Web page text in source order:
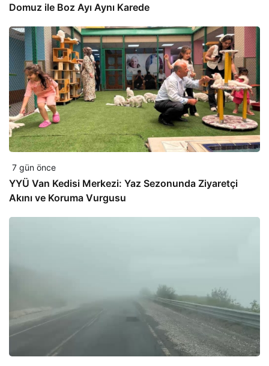
Domuz ile Boz Ayı Aynı Karede
7 gün önce
YYÜ Van Kedisi Merkezi: Yaz Sezonunda Ziyaretçi
Akını ve Koruma Vurgusu